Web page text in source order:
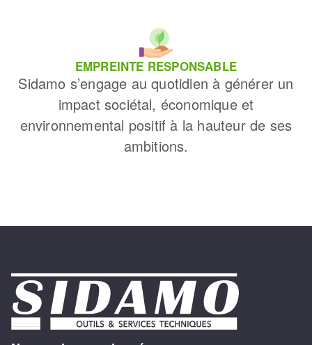
EMPREINTE RESPONSABLE
Sidamo s’engage au quotidien à générer un
impact sociétal, économique et
environnemental positif à la hauteur de ses
ambitions.